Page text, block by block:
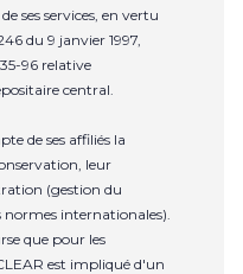
ses services, en vertu
du 9 janvier 1997,
96 relative
central.
de ses affiliés la
leur
(gestion du
normes internationales).
que pour les
est impliqué d'un